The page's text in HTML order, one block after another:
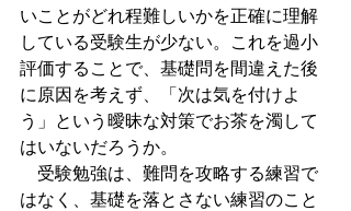
いことがどれ程難しいかを正確に理解
している受験生が少ない。これを過小
評価することで、基礎問を間違えた後
に原因を考えず、「次は気を付けよ
う」という曖昧な対策でお茶を濁して
はいないだろうか。
受験勉強は、難問を攻略する練習で
はなく、基礎を落とさない練習のこと